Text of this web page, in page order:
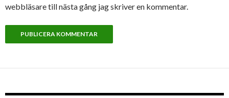
webbläsare till nästa gång jag skriver en kommentar.